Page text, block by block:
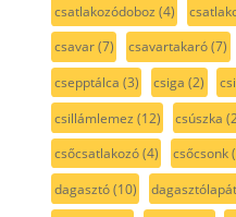
csatlakozódoboz (4)
csavar(7) csavartakaró(7)
csepptálca (3) csiga (2)
csillámlemez (12) csúszka
csőcsatlakozó(4) csőcsonk
dagasztó(10) dagasztólapát